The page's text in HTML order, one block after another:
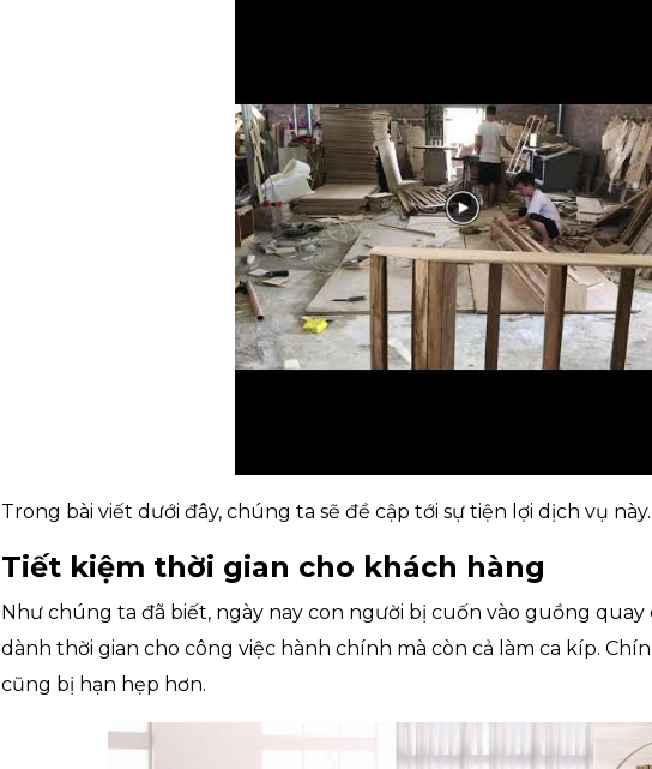
Trong bài viết dưới đây, chúng ta sẽ đề cập tới sự tiện lợi dịch vụ
Tiết kiệm thời gian cho khách hàng
Như chúng ta đã biết, ngày nay con người bị cuốn vào guồng quay
dành thời gian cho công việc hành chính mà còn cả làm ca kíp.
cũng bị hạn hẹp hơn.